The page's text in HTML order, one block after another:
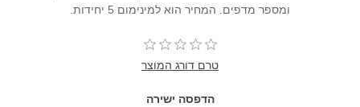
ומספר מדפים. המחיר הוא למינימום 5 יחידות.
טרם דורג המוצר
הדפסה ישירה